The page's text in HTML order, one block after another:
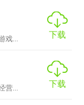
提高餐厅的吸
...
下载
...
下载